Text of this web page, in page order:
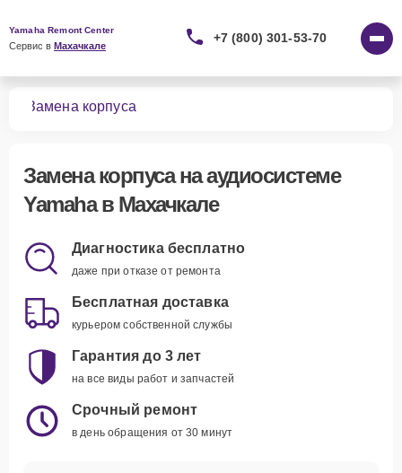
Yamaha Remont Center
Сервис в Махачкале
+7 (800) 301-53-70
Замена корпуса
Замена корпусана аудиосистеме
Yamaha в Махачкале
Диагностика бесплатно
даже при отказе от ремонта
Бесплатная доставка
курьером собственной службы
Гарантия до 3 лет
на все виды работ и запчастей
Срочный ремонт
в день обращения от 30 минут